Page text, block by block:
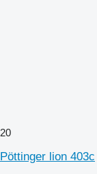
20
Pöttinger lion 403c